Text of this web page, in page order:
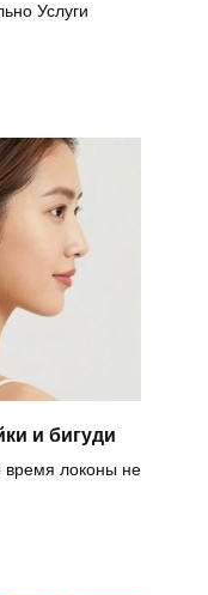
Услуги
и бигуди
время локоны не